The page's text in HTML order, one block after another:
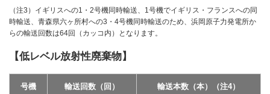
（注3）イギリスへの1・2号機同時輸送、1号機でイギリス・フランスへの同
時輸送、青森県六ヶ所村への3・4号機同時輸送のため、浜岡原子力発電所か
らの輸送回数は64回（カッコ内）となります。
【低レベル放射性廃棄物】
号機 輸送回数（回） 輸送本数（本）（注4）